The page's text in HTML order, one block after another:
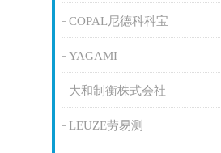
COPAL尼德科科宝
YAGAMI
大和制衡株式会社
LEUZE劳易测